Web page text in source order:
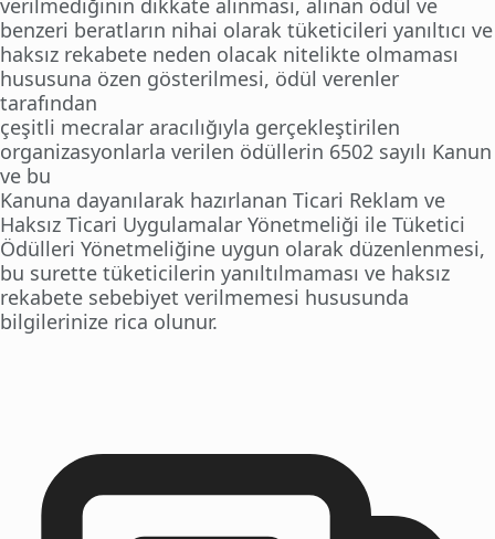
verilmediğinin dikkate alınması, alınan ödül ve
benzeri beratların nihai olarak tüketicileri yanıltıcı ve
haksız rekabete neden olacak nitelikte olmaması
hususuna özen gösterilmesi, ödül verenler
tarafından
çeşitli mecralar aracılığıyla gerçekleştirilen
organizasyonlarla verilen ödüllerin 6502 sayılı Kanun
ve bu
Kanuna dayanılarak hazırlanan Ticari Reklam ve
Haksız Ticari Uygulamalar Yönetmeliği ile Tüketici
Ödülleri Yönetmeliğine uygun olarak düzenlenmesi,
bu surette tüketicilerin yanıltılmaması ve haksız
rekabete sebebiyet verilmemesi hususunda
bilgilerinize rica olunur.